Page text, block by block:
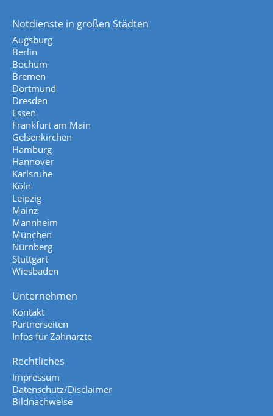
Notdienste in großen Städten
Augsburg
Berlin
Bochum
Bremen
Dortmund
Dresden
Essen
Frankfurt am Main
Gelsenkirchen
Hamburg
Hannover
Karlsruhe
Köln
Leipzig
Mainz
Mannheim
München
Nürnberg
Stuttgart
Wiesbaden
Unternehmen
Kontakt
Partnerseiten
Infos für Zahnärzte
Rechtliches
Impressum
Datenschutz/Disclaimer
Bildnachweise